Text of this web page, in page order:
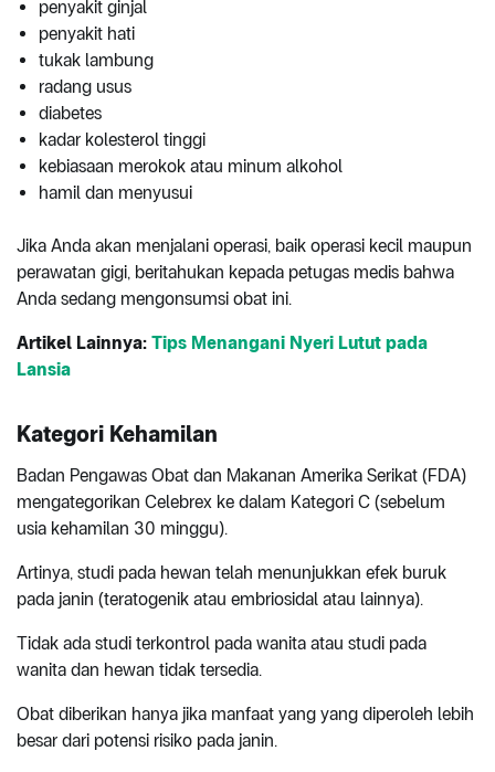
penyakit ginjal
penyakit hati
tukak lambung
radang usus
diabetes
kadar kolesterol tinggi
kebiasaan merokok atau minum alkohol
hamil dan menyusui
Jika Anda akan menjalani operasi, baik operasi kecil maupun
perawatan gigi, beritahukan kepada petugas medis bahwa
Anda sedang mengonsumsi obat ini.
Artikel Lainnya: Tips Menangani Nyeri Lutut pada
Lansia
Kategori Kehamilan
Badan Pengawas Obat dan Makanan Amerika Serikat (FDA)
mengategorikan Celebrex ke dalam Kategori C (sebelum
usia kehamilan 30 minggu).
Artinya, studi pada hewan telah menunjukkan efek buruk
pada janin (teratogenik atau embriosidal atau lainnya).
Tidak ada studi terkontrol pada wanita atau studi pada
wanita dan hewan tidak tersedia.
Obat diberikan hanya jika manfaat yang yang diperoleh lebih
besar dari potensi risiko pada janin.